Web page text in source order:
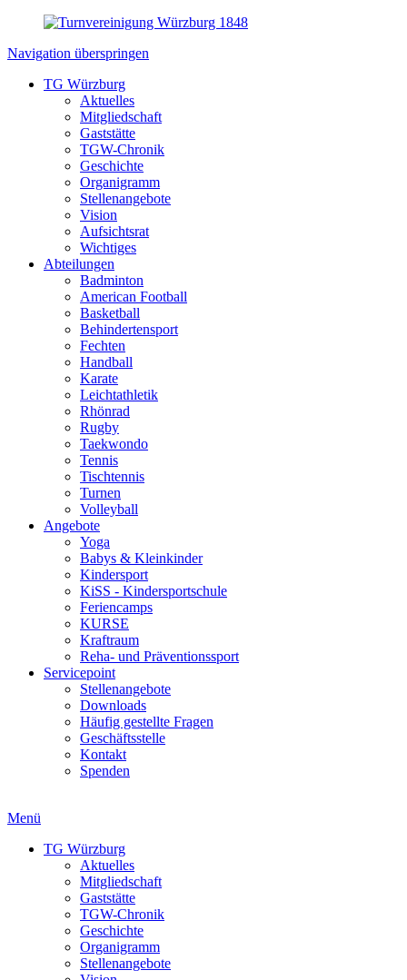
Navigation überspringen
TG Würzburg
Aktuelles
Mitgliedschaft
Gaststätte
TGW-Chronik
Geschichte
Organigramm
Stellenangebote
Vision
Aufsichtsrat
Wichtiges
Abteilungen
Badminton
American Football
Basketball
Behindertensport
Fechten
Handball
Karate
Leichtathletik
Rhönrad
Rugby
Taekwondo
Tennis
Tischtennis
Turnen
Volleyball
Angebote
Yoga
Babys & Kleinkinder
Kindersport
KiSS - Kindersportschule
Feriencamps
KURSE
Kraftraum
Reha- und Präventionssport
Servicepoint
Stellenangebote
Downloads
Häufig gestellte Fragen
Geschäftsstelle
Kontakt
Spenden
Menü
TG Würzburg
Aktuelles
Mitgliedschaft
Gaststätte
TGW-Chronik
Geschichte
Organigramm
Stellenangebote